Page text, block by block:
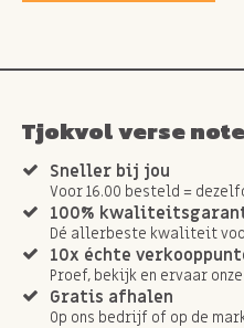
Tjokvol verse
Sneller bij jou
Voor 16.00 besteld =
100%
Dé allerbeste kwaliteit
10x échte
Proef, bekijk en ervaar
Gratis afhalen
Op ons bedrijf of op de